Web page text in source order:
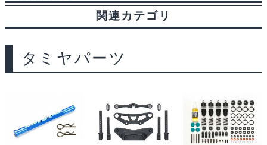
関連カテゴリ
タミヤパーツ